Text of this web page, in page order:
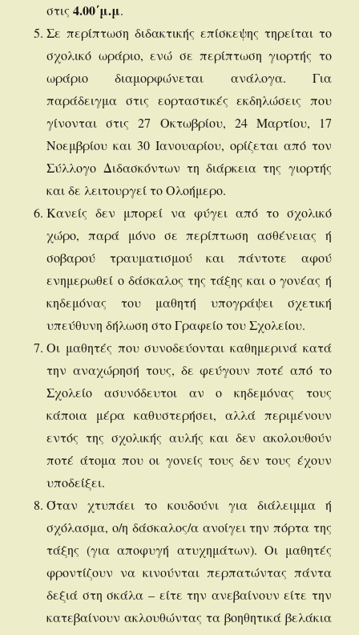
στις4.00΄μ.μ.
Σε περίπτωση διδακτικής επίσκεψης τηρείται το
σχολικό ωράριο, ενώ σε περίπτωση γιορτής το
ωράριο διαμορφώνεται ανάλογα. Για
παράδειγμα στις εορταστικές εκδηλώσεις που
γίνονται στις 27 Οκτωβρίου, 24 Μαρτίου, 17
Νοεμβρίου και 30 Ιανουαρίου, ορίζεται από τον
Σύλλογο Διδασκόντων τη διάρκεια της γιορτής
και δε λειτουργεί το Ολοήμερο.
Κανείς δεν μπορεί να φύγει από το σχολικό
χώρο, παρά μόνο σε περίπτωση ασθένειας ή
σοβαρού τραυματισμού και πάντοτε αφού
ενημερωθεί ο δάσκαλος της τάξης και ο γονέας ή
κηδεμόνας του μαθητή υπογράψει σχετική
υπεύθυνη δήλωση στο Γραφείο του Σχολείου.
Οι μαθητές που συνοδεύονται καθημερινά κατά
την αναχώρησή τους, δε φεύγουν ποτέ από το
Σχολείο ασυνόδευτοι αν ο κηδεμόνας τους
κάποια μέρα καθυστερήσει, αλλά περιμένουν
εντός της σχολικής αυλής και δεν ακολουθούν
ποτέ άτομα που οι γονείς τους δεν τους έχουν
υποδείξει.
Όταν χτυπάει το κουδούνι για διάλειμμα ή
σχόλασμα, ο/η δάσκαλος/α ανοίγει την πόρτα της
τάξης (για αποφυγή ατυχημάτων). Οι μαθητές
φροντίζουν να κινούνται περπατώντας πάντα
δεξιά στη σκάλα – είτε την ανεβαίνουν είτε την
κατεβαίνουν ακλουθώντας τα βοηθητικά βελάκια